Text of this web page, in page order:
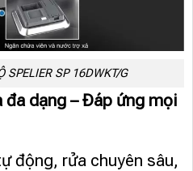
SPELIER SP 16DWKT/G
dạng – Đáp ứng mọi
động, rửa chuyên sâu,